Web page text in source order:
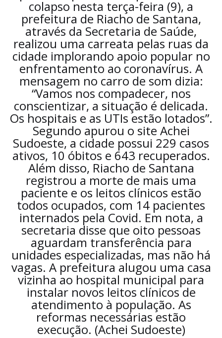
colapso nesta terça-feira (9), a
prefeitura de Riacho de Santana,
através da Secretaria de Saúde,
realizou uma carreata pelas ruas da
cidade implorando apoio popular no
enfrentamento ao coronavírus. A
mensagem no carro de som dizia:
“Vamos nos compadecer, nos
conscientizar, a situação é delicada.
Os hospitais e as UTIs estão lotados”.
Segundo apurou o site Achei
Sudoeste, a cidade possui 229 casos
ativos, 10 óbitos e 643 recuperados.
Além disso, Riacho de Santana
registrou a morte de mais uma
paciente e os leitos clínicos estão
todos ocupados, com 14 pacientes
internados pela Covid. Em nota, a
secretaria disse que oito pessoas
aguardam transferência para
unidades especializadas, mas não há
vagas. A prefeitura alugou uma casa
vizinha ao hospital municipal para
instalar novos leitos clínicos de
atendimento à população. As
reformas necessárias estão
execução. (Achei Sudoeste)